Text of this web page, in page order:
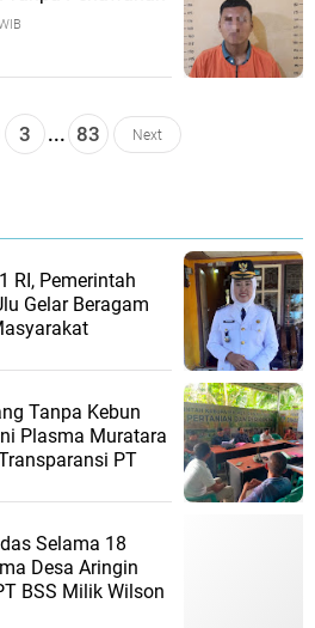
3 ... 83 Next
RI, Pemerintah
Gelar Beragam
Tanpa Kebun
Plasma Muratara
PT
Selama 18
Desa Aringin
BSS Milik Wilson